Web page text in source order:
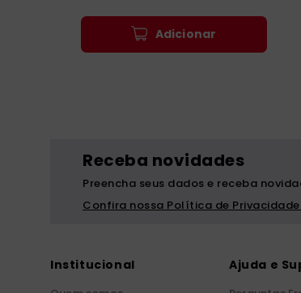
Adicionar
Receba novidades
Preencha seus dados e receba
Confira nossa Política de
Institucional Ajuda e